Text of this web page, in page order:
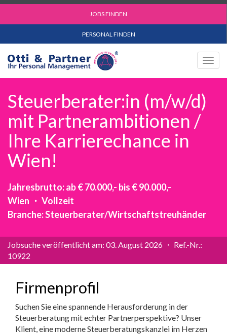
JOBS FINDEN
PERSONAL FINDEN
Steuerberater:in (m/w/d)
mit Partnerambitionen /
Ihre Karrierechance in
Wien!
Jahresbrutto: ab € 70.000,- bis € 90.000,-
Wien ・ Vollzeit
Branche: Steuerberater/Wirtschaftstreuhänder
Jobsuche veröffentlicht am: 03. August 2026 ・ Ref.-Nr.:
10922
Firmenprofil
Suchen Sie eine spannende Herausforderung in der
Steuerberatung mit echter Partnerperspektive? Unser
Klient, eine moderne Steuerberatungskanzlei im Herzen